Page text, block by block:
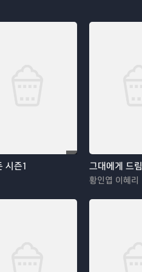
시즌1 그대에게 드림
황인엽 이혜리